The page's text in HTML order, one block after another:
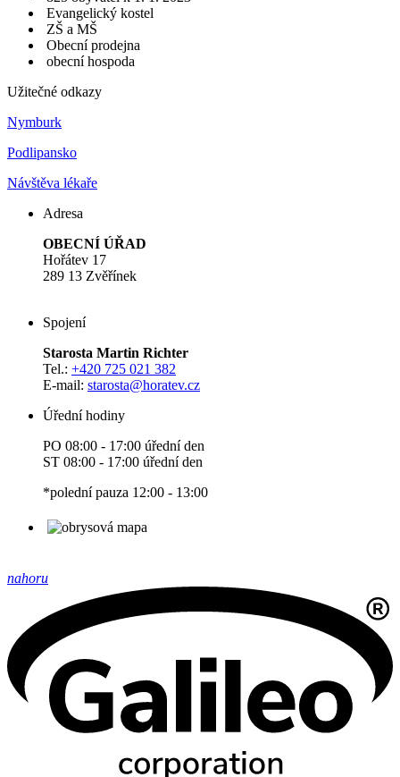
Evangelický kostel
ZŠ a MŠ
Obecní prodejna
obecní hospoda
Užitečné odkazy
Nymburk
Podlipansko
Návštěva lékaře
Adresa
OBECNÍ ÚŘAD
Hořátev 17
289 13 Zvěřínek
Spojení
Starosta Martin Richter
Tel.: +420 725 021 382
E-mail: starosta@horatev.cz
Úřední hodiny
PO 08:00 - 17:00 úřední den
ST 08:00 - 17:00 úřední den
*polední pauza 12:00 - 13:00
nahoru